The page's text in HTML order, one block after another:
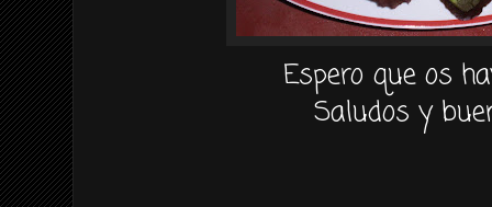
Espero que os
Saludos y